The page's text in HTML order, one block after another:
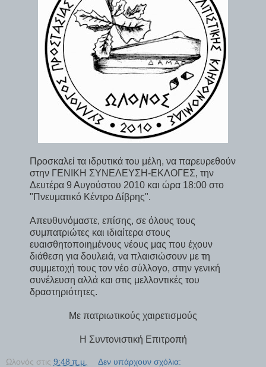
Προσκαλεί τα ιδρυτικά του μέλη, να παρευρεθούν
στην ΓΕΝΙΚΗ ΣΥΝΕΛΕΥΣΗ-ΕΚΛΟΓΕΣ, την
Δευτέρα 9 Αυγούστου 2010 και ώρα 18:00 στο
"Πνευματικό Κέντρο Δίβρης".
Απευθυνόμαστε, επίσης, σε όλους τους
συμπατριώτες και ιδιαίτερα στους
ευαισθητοποιημένους νέους μας που έχουν
διάθεση για δουλειά, να πλαισιώσουν με τη
συμμετοχή τους τον νέο σύλλογο, στην γενική
συνέλευση αλλά και στις μελλοντικές του
δραστηριότητες.
Με πατριωτικούς χαιρετισμούς
Η Συντονιστική Επιτροπή
Ωλονός στις 9:48 π.μ. Δεν υπάρχουν σχόλια: